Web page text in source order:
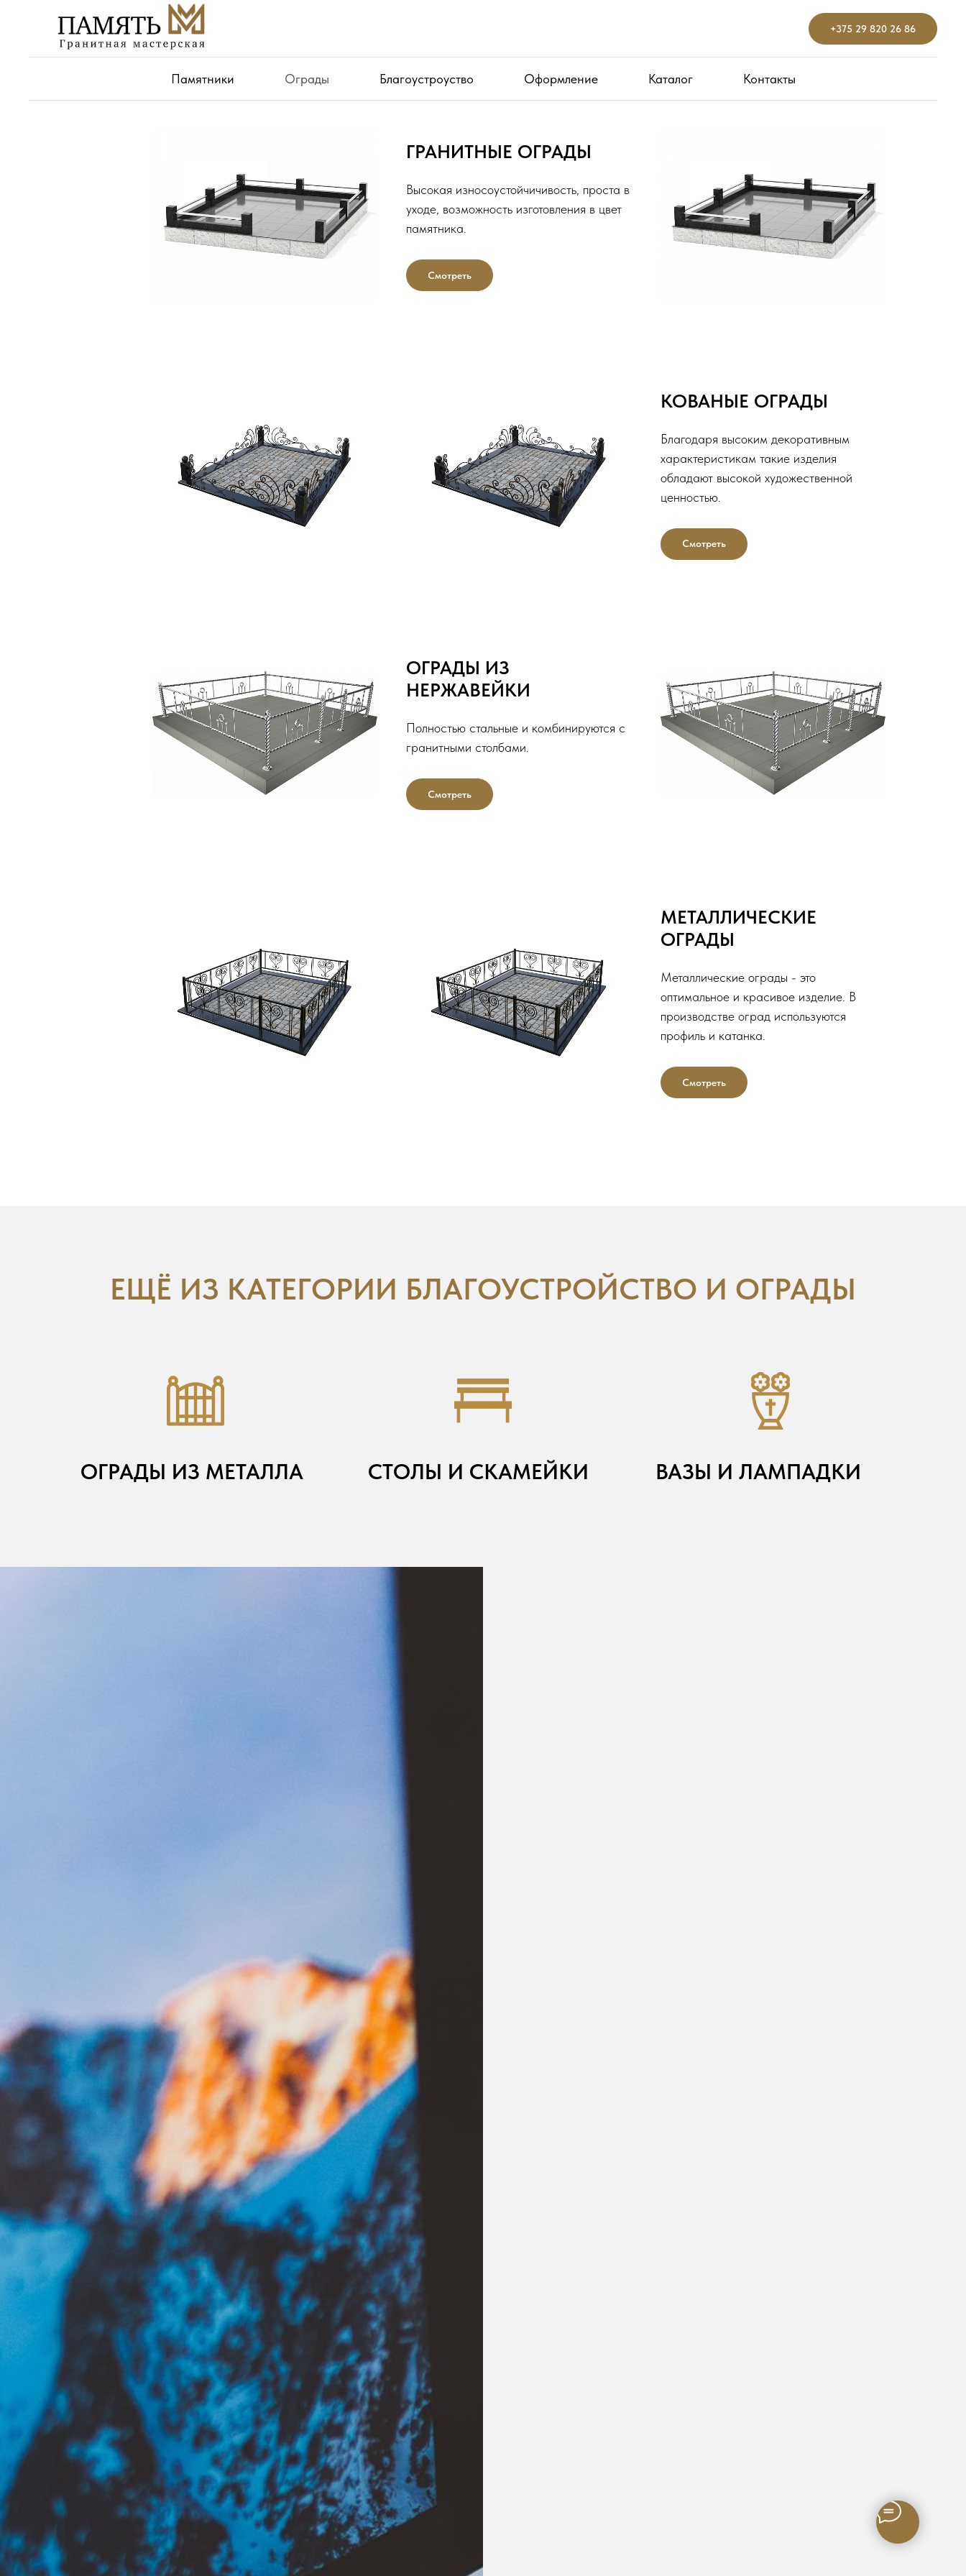
+375 29 820 26 86
Памятники Ограды Благоустроуство Оформление Каталог Контакты
ГРАНИТНЫЕ ОГРАДЫ
Высокая износоустойчичивость, проста в
уходе, возможность изготовления в цвет
памятника.
Смотреть
КОВАНЫЕ ОГРАДЫ
Благодаря высоким декоративным
характеристикам такие изделия
обладают высокой художественной
ценностью.
Смотреть
ОГРАДЫ ИЗ
НЕРЖАВЕЙКИ
Полностью стальные и комбинируются с
гранитными столбами.
Смотреть
МЕТАЛЛИЧЕСКИЕ
ОГРАДЫ
Металлические ограды - это
оптимальное и красивое изделие. В
производстве оград используются
профиль и катанка.
Смотреть
ЕЩЁ ИЗ КАТЕГОРИИ БЛАГОУСТРОЙСТВО И ОГРАДЫ
ОГРАДЫ ИЗ МЕТАЛЛА СТОЛЫ И СКАМЕЙКИ ВАЗЫ И ЛАМПАДКИ